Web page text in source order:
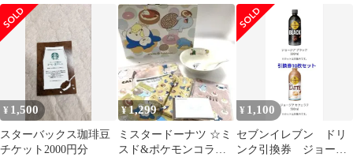
スカード
料引換券 1枚
¥ 1,500
スターバックス珈琲豆
チケット2000円分
¥1,299
ミスタードーナツ ☆ミ
スド&ポケモンコラ
¥ 1,100
セブンイレブン ドリ
ンク引換券 ジョージ